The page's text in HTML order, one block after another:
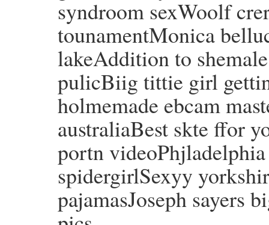
syndroom sexWoolf
tounamentMonica
lakeAddition to
pulicBiig tittie girl
holmemade ebcam
australiaBest skte ffor
portn
spidergirlSexyy
pajamasJoseph sayers